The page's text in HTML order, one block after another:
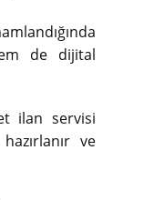
de dijital
ilan servisi
ve